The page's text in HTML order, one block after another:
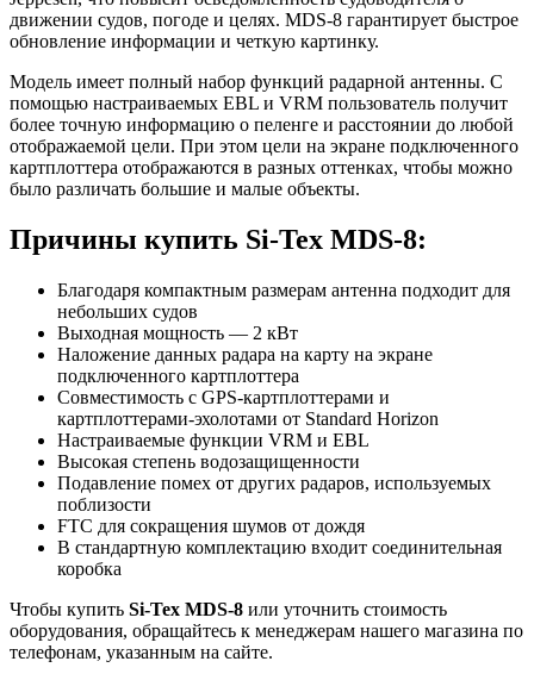
движении судов, погоде и целях. MDS-8 гарантирует быстрое
обновление информации и четкую картинку.
Модель имеет полный набор функций радарной антенны. С
помощью настраиваемых EBL и VRM пользователь получит
более точную информацию о пеленге и расстоянии до любой
отображаемой цели. При этом цели на экране подключенного
картплоттера отображаются в разных оттенках, чтобы можно
было различать большие и малые объекты.
Причины купить Si-Tex MDS-8:
Благодаря компактным размерам антенна подходит для
небольших судов
Выходная мощность — 2 кВт
Наложение данных радара на карту на экране
подключенного картплоттера
Совместимость с GPS-картплоттерами и
картплоттерами-эхолотами от Standard Horizon
Настраиваемые функции VRM и EBL
Высокая степень водозащищенности
Подавление помех от других радаров, используемых
поблизости
FTC для сокращения шумов от дождя
В стандартную комплектацию входит соединительная
коробка
Чтобы купить Si-Tex MDS-8 или уточнить стоимость
оборудования, обращайтесь к менеджерам нашего магазина по
телефонам, указанным на сайте.